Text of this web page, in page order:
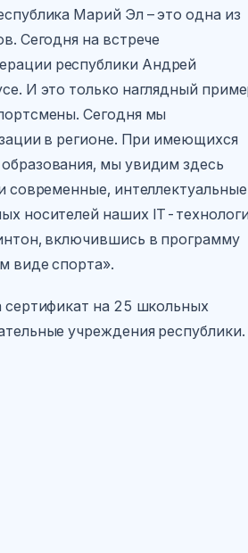
Марий Эл – это одна из
Сегодня на встрече
республики Андрей
И это только наглядный
Сегодня мы
в регионе. При имеющихся
мы увидим здесь
современные, интеллектуальные
носителей наших IT-
включившись в программу
виде спорта».
сертификат на 25 школьных
учреждения республики.